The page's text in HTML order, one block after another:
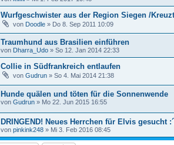
Wurfgeschwister aus der Region Siegen /
von Doodle » Do 8. Sep 2011 10:09
Traumhund aus Brasilien einführen
von Dharra_Udo » So 12. Jan 2014 22:33
Collie in Südfrankreich entlaufen
von Gudrun » So 4. Mai 2014 21:38
Hunde quälen und töten für die Sonnenwende
von Gudrun » Mo 22. Jun 2015 16:55
DRINGEND! Neues Herrchen für Elvis gesucht
von pinkink248 » Mi 3. Feb 2016 08:45